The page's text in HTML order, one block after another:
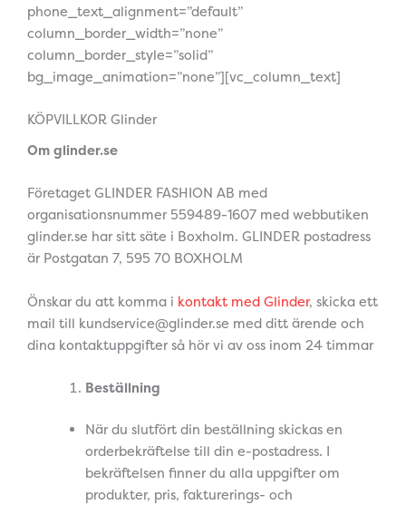
phone_text_alignment=”default”
column_border_width=”none”
column_border_style=”solid”
bg_image_animation=”none”][vc_column_text]
KÖPVILLKOR Glinder
Om glinder.se
Företaget GLINDER FASHION AB med
organisationsnummer 559489-1607 med webbutiken
glinder.se har sitt säte i Boxholm. GLINDER postadress
är Postgatan 7, 595 70 BOXHOLM
Önskar du att komma i kontakt med Glinder, skicka ett
mail till kundservice@glinder.se med ditt ärende och
dina kontaktuppgifter så hör vi av oss inom 24 timmar
Beställning
När du slutfört din beställning skickas en
orderbekräftelse till din e-postadress. I
bekräftelsen finner du alla uppgifter om
produkter, pris, fakturerings- och